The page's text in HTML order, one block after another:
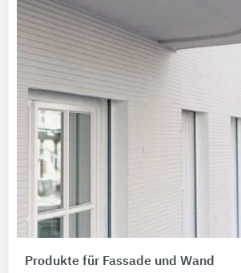
Produkte für Fassade und Wand